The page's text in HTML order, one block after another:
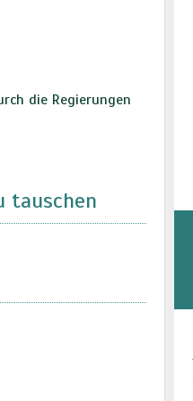
die Regierungen
tauschen